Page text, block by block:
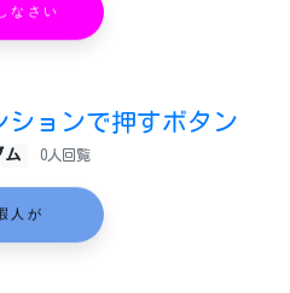
なさい
ションで押すボタン
ム 0人回覧
人が